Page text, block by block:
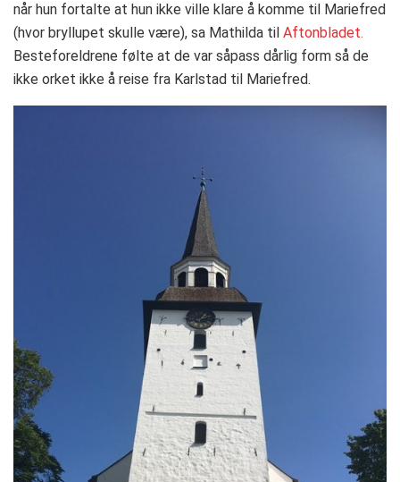
når hun fortalte at hun ikke ville klare å komme til Mariefred
(hvor bryllupet skulle være), sa Mathilda til Aftonbladet.
Besteforeldrene følte at de var såpass dårlig form så de
ikke orket ikke å reise fra Karlstad til Mariefred.